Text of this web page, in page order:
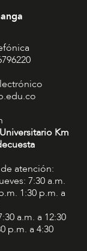
Km
atención:
7:30 a.m.
1:30 p.m. a
a.m. a 12:30
p.m. a 4:30